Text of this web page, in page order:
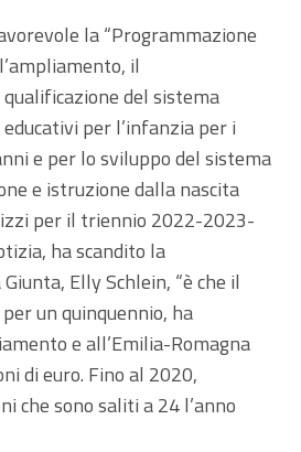
la “Programmazione
il
del sistema
per l’infanzia per i
e per lo sviluppo del sistema
e istruzione dalla nascita
per il triennio 2022-2023-
ha scandito la
Elly Schlein, “è che il
un quinquennio, ha
e all’Emilia-Romagna
di euro. Fino al 2020,
che sono saliti a 24 l’anno